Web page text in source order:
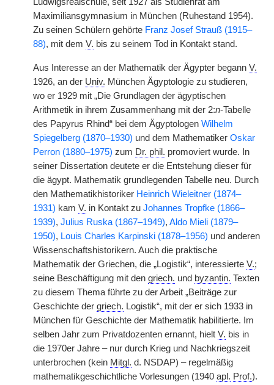
Maximiliansgymnasium in München (Ruhestand 1954).
Zu seinen Schülern gehörte Franz Josef Strauß (1915–
88), mit dem V. bis zu seinem Tod in Kontakt stand.
Aus Interesse an der Mathematik der Ägypter begann V.
1926, an der Univ. München Ägyptologie zu studieren,
wo er 1929 mit „Die Grundlagen der ägyptischen
Arithmetik in ihrem Zusammenhang mit der 2:n-Tabelle
des Papyrus Rhind“ bei dem Ägyptologen Wilhelm
Spiegelberg (1870–1930) und dem Mathematiker Oskar
Perron (1880–1975) zum Dr. phil. promoviert wurde. In
seiner Dissertation deutete er die Entstehung dieser für
die ägypt. Mathematik grundlegenden Tabelle neu. Durch
den Mathematikhistoriker Heinrich Wieleitner (1874–
1931) kam V. in Kontakt zu Johannes Tropfke (1866–
1939), Julius Ruska (1867–1949), Aldo Mieli (1879–
1950), Louis Charles Karpinski (1878–1956) und anderen
Wissenschaftshistorikern. Auch die praktische
Mathematik der Griechen, die „Logistik“, interessierte V.;
seine Beschäftigung mit den griech. und byzantin. Texten
zu diesem Thema führte zu der Arbeit „Beiträge zur
Geschichte der griech. Logistik“, mit der er sich 1933 in
München für Geschichte der Mathematik habilitierte. Im
selben Jahr zum Privatdozenten ernannt, hielt V. bis in
die 1970er Jahre – nur durch Krieg und Nachkriegszeit
unterbrochen (kein Mitgl. d. NSDAP) – regelmäßig
mathematikgeschichtliche Vorlesungen (1940 apl. Prof.).